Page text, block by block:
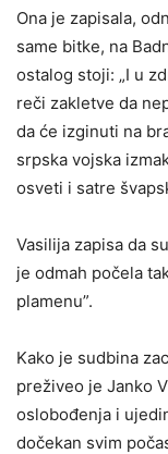
Ona je zapisala,
same bitke, na
ostalog stoji: „I u
reči zakletve da
da će izginuti na
srpska vojska
osveti i satre
Vasilija zapisa da
je odmah počela
plamenu”.
Kako je sudbina
preživeo je Janko
oslobođenja i
dočekan svim